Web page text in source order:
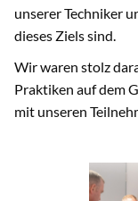
unserer Techniker
dieses Ziels sind.
Wir waren stolz
Praktiken auf dem
mit unseren